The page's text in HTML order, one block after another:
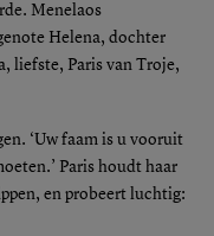
Menelaos
Helena, dochter
liefste, Paris van Troje,
‘Uw faam is u vooruit
Paris houdt haar
en probeert luchtig: